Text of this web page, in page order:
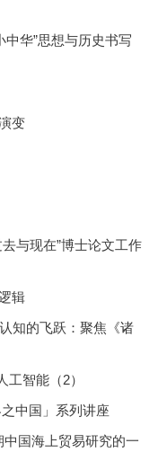
华”思想与历史书写
变
与现在”博士论文工作
辑
知的飞跃：聚焦《诸
智能（2）
中国」系列讲座
国海上贸易研究的一